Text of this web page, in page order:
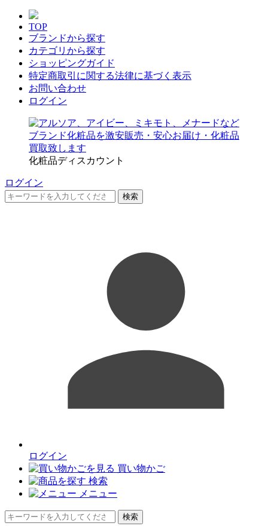
TOP
ブランドから探す
カテゴリから探す
ショッピングガイド
特定商取引に関する法律に基づく表示
お問い合わせ
ログイン
化粧品ディスカウント
ログイン
検索
ログイン
買い物かご
検索
メニュー
検索